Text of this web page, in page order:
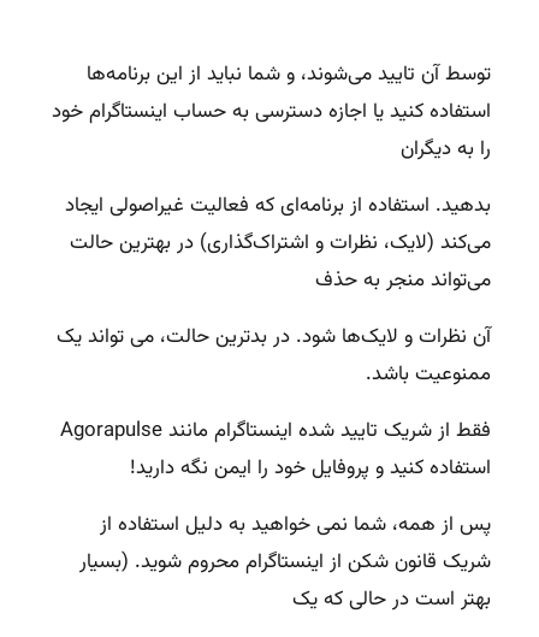
توسط آن تایید می‌شوند، و شما نباید از این برنامه‌ها
استفاده کنید یا اجازه دسترسی به حساب اینستاگرام خود
را به دیگران
بدهید. استفاده از برنامه‌ای که فعالیت غیراصولی ایجاد
می‌کند (لایک، نظرات و اشتراک‌گذاری) در بهترین حالت
می‌تواند منجر به حذف
آن نظرات و لایک‌ها شود. در بدترین حالت، می تواند یک
ممنوعیت باشد.
فقط از شریک تایید شده اینستاگرام مانند Agorapulse
استفاده کنید و پروفایل خود را ایمن نگه دارید!
پس از همه، شما نمی خواهید به دلیل استفاده از
شریک قانون شکن از اینستاگرام محروم شوید. (بسیار
بهتر است در حالی که یک